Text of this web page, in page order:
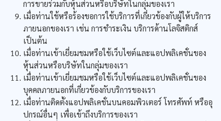
การขายร่วมกับหุ้นส่วนหรือบริษัทในกลุ่มของเรา
เมื่อท่านใช้หรือร้องขอการใช้บริการที่เกี่ยวข้องกับผู้ให้บริการ
ภายนอกของเรา เช่น การชำระเงิน บริการด้านโลจิสติกส์
เป็นต้น
เมื่อท่านเข้าเยี่ยมชมหรือใช้เว็บไซต์และแอปพลิเคชั่นของ
หุ้นส่วนหรือบริษัทในกลุ่มของเรา
เมื่อท่านเข้าเยี่ยมชมหรือใช้เว็บไซต์และแอปพลิเคชั่นของ
บุคคลภายนอกที่เกี่ยวข้องกับบริการของเรา
เมื่อท่านติดตั้งแอปพลิเคชั่นบนคอมพิวเตอร์ โทรศัพท์ หรืออุ
ปกรณ์อื่นๆ เพื่อเข้าถึงบริการของเรา